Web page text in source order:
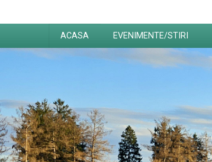
ACASA EVENIMENTE/STIRI